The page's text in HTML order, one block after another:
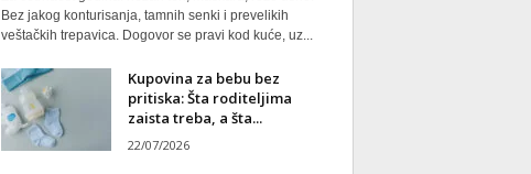
Bez jakog konturisanja, tamnih senki i prevelikih
veštačkih trepavica. Dogovor se pravi kod kuće, uz...
Kupovina za bebu bez
pritiska: Šta roditeljima
zaista treba, a šta...
22/07/2026